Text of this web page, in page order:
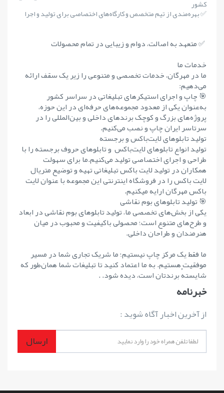
کشور
✅ بهره‌مندی از تیم متخصص و کارگاه‌های اختصاصی برای تولید و اجرا
✅ متعهد به اصالت، دوام و زیبایی در تمام محصولات
خدمات ما
ما در مهرگان، خدمات تخصصی و متنوعی را زیر یک سقف ارائه
می‌دهیم:
🎯 چاپ و اجرای استیکرهای تبلیغاتی در سراسر کشور
به‌عنوان یکی از معدود مجموعه‌های حرفه‌ای در این حوزه،
پروژه‌های بزرگ و کوچک برندهای داخلی و بین‌المللی را در
سرتاسر ایران چاپ و نصب می‌کنیم.
تولید تابلوهای لایت‌باکس و برجسته
تولید انواع تابلوهای لایت‌باکس و تابلوهای حروف برجسته را با
طراحی و اجرای اختصاصی تولید می‌کنیم.ما برای سهولت
همکاران در تولید لایت باکس تبلیغاتی تهیه و توضیع متریال
لایت باکس را در فروشگاه اینترنتی این مجموعه با عنوان لایت
باکس مهرگان ارایه میکنیم.
🎯 تولید تابلوهای بوم نقاشی
یکی از بخش‌های تخصصی ما، تولید تابلوهای بوم نقاشی در ابعاد
و طرح‌های متنوع است؛ محصولی باکیفیت و محبوب در میان
هنرمندان و طراحان داخلی.
ما فقط یک مرکز چاپ نیستیم؛ ما شریک تجاری شما در مسیر
موفقیت هستیم. به ما اعتماد کنید تا تبلیغات شما همان‌طور که
شایستهٔ برندتان است، دیده شود. .
خبرنامه
از آخرین اخبار آگاه شوید :
ارسال